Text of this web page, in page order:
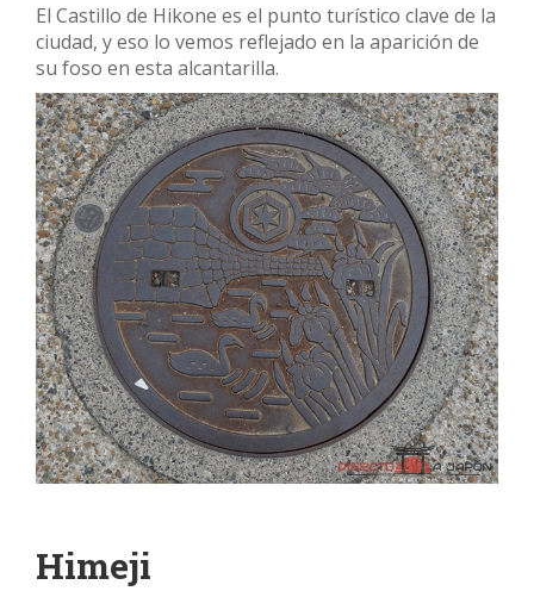
El Castillo de Hikone es el punto turístico clave de la
ciudad, y eso lo vemos reflejado en la aparición de
su foso en esta alcantarilla.
Himeji